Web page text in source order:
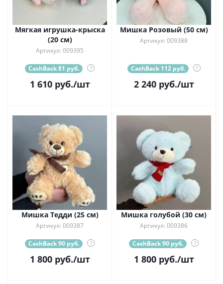
Мягкая игрушка-крыска
(20 см)
Артикул: 009395
CashBack 81 руб. ?
1 610руб./шт
Мишка Розовый (50 см)
Артикул: 009388
CashBack 112 руб. ?
2 240руб./шт
Мишка Тедди (25 см)
Артикул: 009387
CashBack 90 руб. ?
1 800руб./шт
Мишка голубой (30 см)
Артикул: 009386
CashBack 90 руб. ?
1 800руб./шт